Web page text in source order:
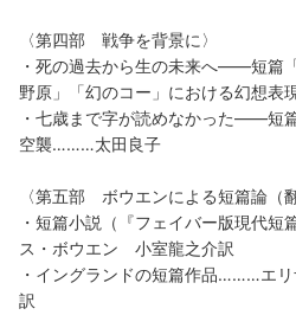
〈第四部 戦争を背景に〉
・死の過去から生の未来へ——短篇
野原」「幻のコー」における幻想
・七歳まで字が読めなかった——短
空襲………太田良子
〈第五部 ボウエンによる短篇論（翻
・短篇小説（『フェイバー版現代
ス・ボウエン 小室龍之介訳
・イングランドの短篇作品………エ
訳